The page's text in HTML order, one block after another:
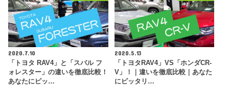
2020.7.10
「トヨタ RAV4」と「スバル フ
ォレスター」の違いを徹底比較！
あなたにピッ…
2020.5.13
「トヨタRAV4」VS「ホンダCR-
V」！｜違いを徹底比較｜あなた
にピッタリ…